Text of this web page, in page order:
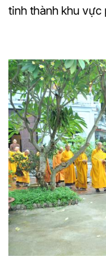
tỉnh thành khu vực